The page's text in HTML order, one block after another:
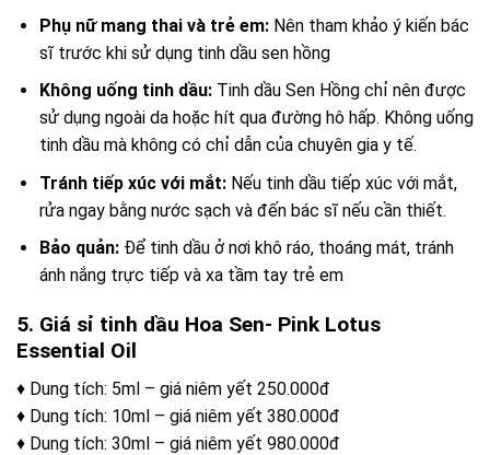
Phụ nữ mang thai và trẻ em:Nên tham khảo ý kiến bác
sĩ trước khi sử dụng tinh dầu sen hồng
Không uống tinh dầu:Tinh dầu Sen Hồng chỉ nên được
sử dụng ngoài da hoặc hít qua đường hô hấp. Không uống
tinh dầu mà không có chỉ dẫn của chuyên gia y tế.
Tránh tiếp xúc với mắt:Nếu tinh dầu tiếp xúc với mắt,
rửa ngay bằng nước sạch và đến bác sĩ nếu cần thiết.
Bảo quản:Để tinh dầu ở nơi khô ráo, thoáng mát, tránh
ánh nắng trực tiếp và xa tầm tay trẻ em
5. Giá sỉ tinh dầu Hoa Sen- Pink Lotus
Essential Oil
♦ Dung tích: 5ml – giá niêm yết 250.000đ
♦ Dung tích: 10ml – giá niêm yết 380.000đ
♦ Dung tích: 30ml – giá niêm yết 980.000đ